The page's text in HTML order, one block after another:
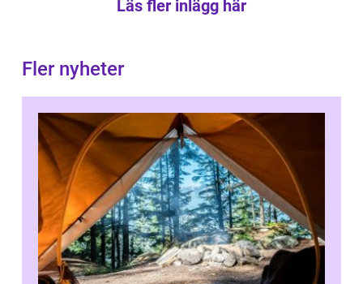
Läs fler inlägg här
Fler nyheter